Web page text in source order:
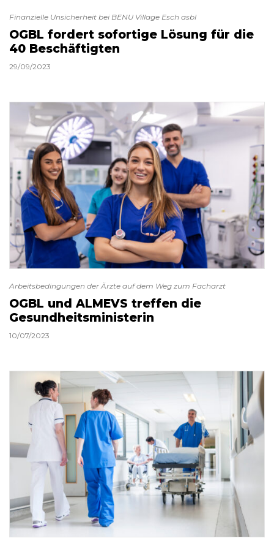
Finanzielle Unsicherheit bei BENU Village Esch asbl
OGBL fordert sofortige Lösung für die
40 Beschäftigten
29/09/2023
Arbeitsbedingungen der Ärzte auf dem Weg zum Facharzt
OGBL und ALMEVS treffen die
Gesundheitsministerin
10/07/2023